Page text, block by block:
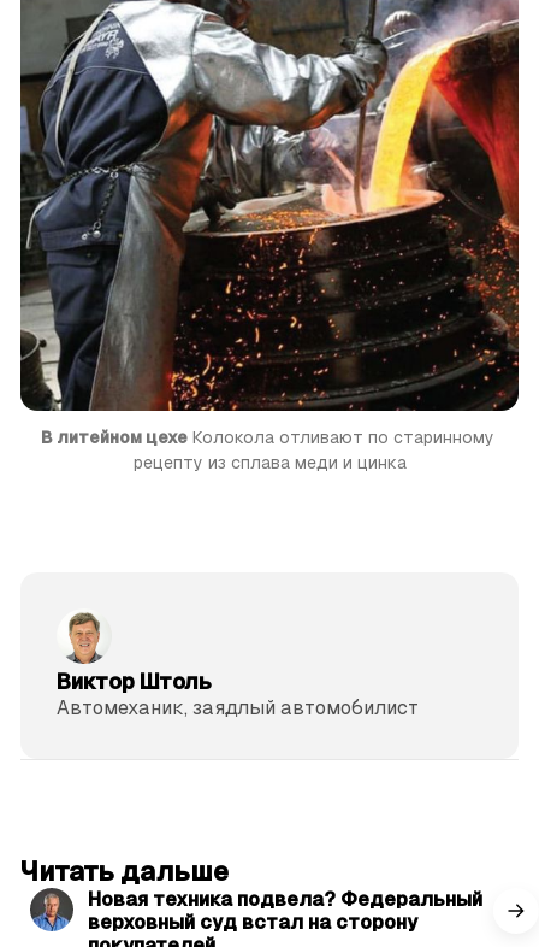
В литей­ном цехе Колокола отливают по ста­ринному
рецепту из сплава меди и цинка
Виктор Штоль
Автомеханик, заядлый автомобилист
Читать дальше
Новая техника подвела? Федеральный
верховный суд встал на сторону